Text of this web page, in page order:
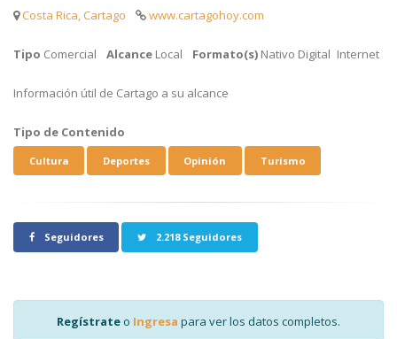
Costa Rica, Cartago www.cartagohoy.com
Tipo Comercial Alcance Local Formato(s) Nativo Digital Internet
Información útil de Cartago a su alcance
Tipo de Contenido
Cultura Deportes Opinión Turismo
Seguidores 2.218 Seguidores
Regístrate o Ingresa para ver los datos completos.